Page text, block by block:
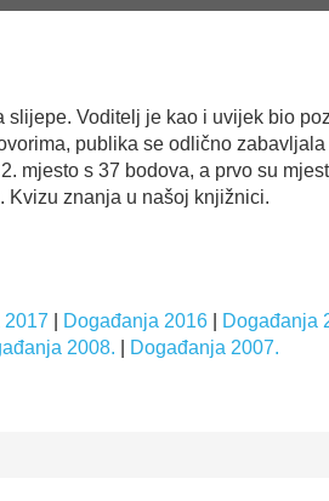
Voditelj je kao i uvijek bio
publika se odlično
mjesto s 37 bodova, a prvo su
Kvizu znanja u našoj knjižnici.
2017 Događanja 2016 Događanja
2008. Događanja 2007.